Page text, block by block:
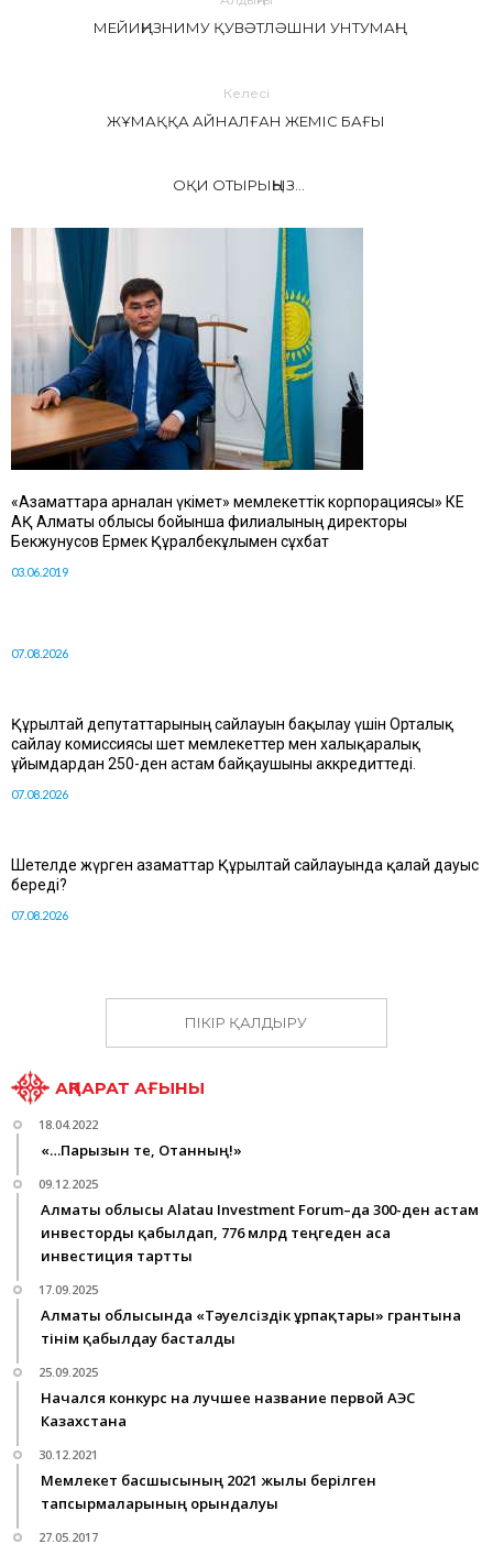
МЕЙИҢИЗНИМУ ҚУВӘТЛӘШНИ УНТУМАҢ!
Келесі
ЖҰМАҚҚА АЙНАЛҒАН ЖЕМІС БАҒЫ
ОҚИ ОТЫРЫҢЫЗ...
«Азаматтарға арналған үкімет» мемлекеттік корпорациясы» КЕ
АҚ Алматы облысы бойынша филиалының директоры
Бекжунусов Ермек Құралбекұлымен сұхбат
03.06.2019
07.08.2026
Құрылтай депутаттарының сайлауын бақылау үшін Орталық
сайлау комиссиясы шет мемлекеттер мен халықаралық
ұйымдардан 250-ден астам байқаушыны аккредиттеді.
07.08.2026
Шетелде жүрген азаматтар Құрылтай сайлауында қалай дауыс
береді?
07.08.2026
ПІКІР ҚАЛДЫРУ
АҚПАРАТ АҒЫНЫ
18.04.2022
«…Парызын өте, Отанның!»
09.12.2025
Алматы облысы Alatau Investment Forum–да 300-ден астам
инвесторды қабылдап, 776 млрд теңгеден аса
инвестиция тартты
17.09.2025
Алматы облысында «Тәуелсіздік ұрпақтары» грантына
өтінім қабылдау басталды
25.09.2025
Начался конкурс на лучшее название первой АЭС
Казахстана
30.12.2021
Мемлекет басшысының 2021 жылы берілген
тапсырмаларының орындалуы
27.05.2017